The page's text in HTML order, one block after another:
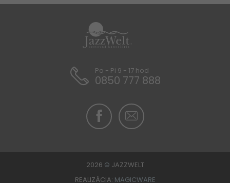
Po - Pi 9 - 17 hod
0850 777 888
2026 © JAZZWELT
REALIZÁCIA: MAGICWARE